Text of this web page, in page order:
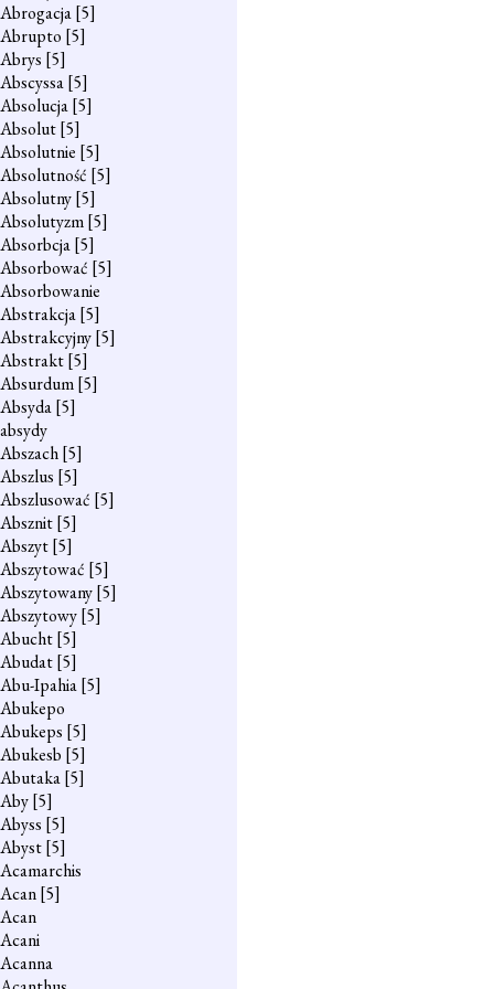
Abrogacja[5]
Abrupto [5]
Abrys [5]
Abscyssa[5]
Absolucja[5]
Absolut[5]
Absolutnie [5]
Absolutność [5]
Absolutny[5]
Absolutyzm[5]
Absorbcja[5]
Absorbować [5]
Absorbowanie
Abstrakcja[5]
Abstrakcyjny[5]
Abstrakt[5]
Absurdum[5]
Absyda[5]
absydy
Abszach[5]
Abszlus [5]
Abszlusować [5]
Absznit[5]
Abszyt[5]
Abszytować [5]
Abszytowany[5]
Abszytowy[5]
Abucht[5]
Abudat[5]
Abu-Ipahia[5]
Abukepo
Abukeps [5]
Abukesb [5]
Abutaka[5]
Aby[5]
Abyss [5]
Abyst[5]
Acamarchis
Acan[5]
Acan
Acani
Acanna